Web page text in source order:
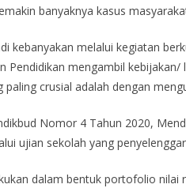
banyaknya kasus
kebanyakan melalui kegiatan
Pendidikan mengambil
paling crusial adalah dengan
Nomor 4 Tahun 2020,
ujian sekolah yang
dalam bentuk portofolio